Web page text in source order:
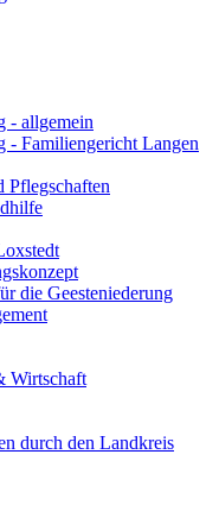
- allgemein
- Familiengericht Langen
Pflegschaften
die Geesteniederung
Wirtschaft
durch den Landkreis